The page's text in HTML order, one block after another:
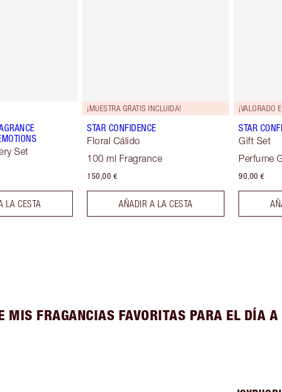
Set
LA CESTA
¡MUESTRA GRATIS INCLUIDA!
STAR CONFIDENCE
Floral Cálido
100 ml Fragrance
150,00 €
AÑADIR A LA CESTA
¡VALORADO
STAR
Gift Set
Perfume
90,00 €
MIS FRAGANCIAS FAVORITAS PARA EL DÍA